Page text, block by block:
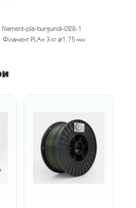
filament-pla-burgundi-028-1
Філамент PLA+ 3 кг ⌀1.75 мм